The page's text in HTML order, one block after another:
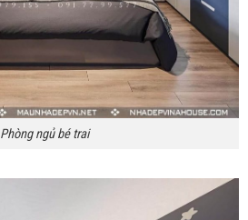
Phòng ngủ bé trai